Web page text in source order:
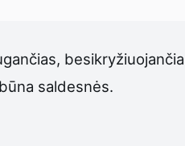
saldesnės.